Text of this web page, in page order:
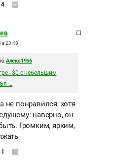
4
в 23:48
Алекс1956
- 30 с небольшим
...
не понравился, хотя
наверно, он
Громким, ярким,
1